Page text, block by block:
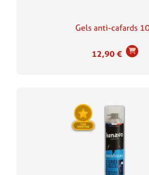
Gels anti-cafards
12,90€